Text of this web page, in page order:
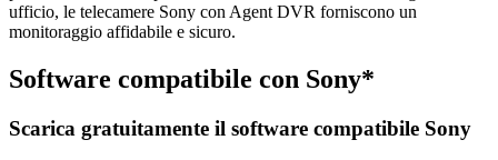
ufficio, le telecamere Sony con Agent DVR forniscono un
monitoraggio affidabile e sicuro.
Software compatibile con Sony*
Scarica gratuitamente il software compatibile Sony